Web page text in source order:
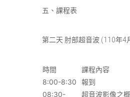
五、課程表
第二天 肘部超音波 (110年4
時間 課程內容
8:00-8:30
報到
08:30-
超音波影像之